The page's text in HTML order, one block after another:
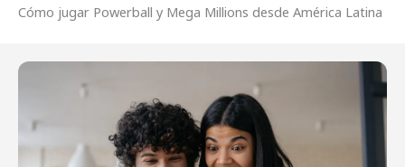
Cómo jugar Powerball y Mega Millions desde América Latina